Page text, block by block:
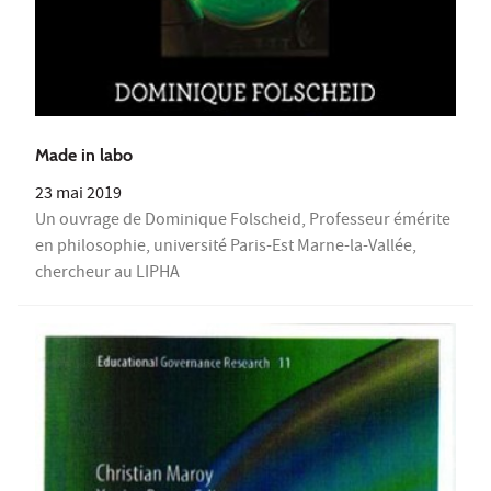
Made in labo
23 mai 2019
Un ouvrage de Dominique Folscheid, Professeur émérite
en philosophie, université Paris-Est Marne-la-Vallée,
chercheur au LIPHA